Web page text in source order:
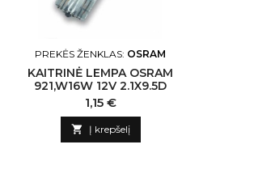
PREKĖS ŽENKLAS: OSRAM
KAITRINĖ LEMPA OSRAM
921,W16W 12V 2.1X9.5D
Kaina
1,15 €
 Į krepšelį